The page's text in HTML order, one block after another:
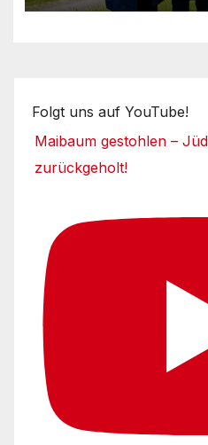
Folgt uns auf YouTube!
Maibaum gestohlen –
zurückgeholt!